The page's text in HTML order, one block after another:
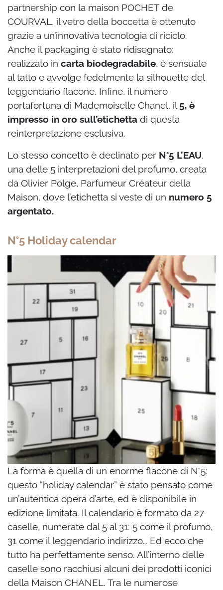
partnership con la maison POCHET de
COURVAL, il vetro della boccetta è ottenuto
grazie a un’innovativa tecnologia di riciclo.
Anche il packaging è stato ridisegnato:
realizzato in carta biodegradabile, è sensuale
al tatto e avvolge fedelmente la silhouette del
leggendario flacone. Infine, il numero
portafortuna di Mademoiselle Chanel, il 5, è
impresso in oro sull’etichetta di questa
reinterpretazione esclusiva.
Lo stesso concetto è declinato per N°5 L’EAU,
una delle 5 interpretazioni del profumo, creata
da Olivier Polge, Parfumeur Créateur della
Maison, dove l’etichetta si veste di un numero 5
argentato.
N°5 Holiday calendar
La forma è quella di un enorme flacone di N°5:
questo “holiday calendar” è stato pensato come
un’autentica opera d’arte, ed è disponibile in
edizione limitata. Il calendario è formato da 27
caselle, numerate dal 5 al 31: 5 come il profumo,
31 come il leggendario indirizzo… Ed ecco che
tutto ha perfettamente senso. All’interno delle
caselle sono racchiusi alcuni dei prodotti iconici
della Maison CHANEL. Tra le numerose